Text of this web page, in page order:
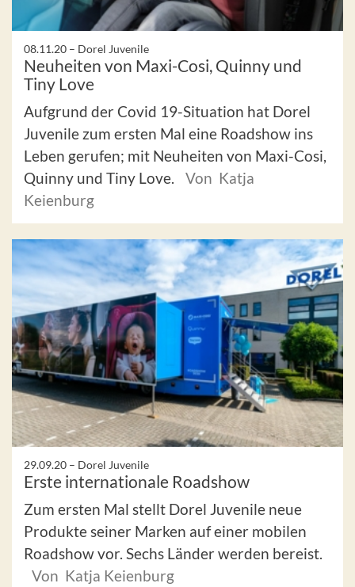
08.11.20 – Dorel Juvenile
Neuheiten von Maxi-Cosi, Quinny und
Tiny Love
Aufgrund der Covid 19-Situation hat Dorel
Juvenile zum ersten Mal eine Roadshow ins
Leben gerufen; mit Neuheiten von Maxi-Cosi,
Quinny und Tiny Love.
Von Katja
Keienburg
29.09.20 – Dorel Juvenile
Erste internationale Roadshow
Zum ersten Mal stellt Dorel Juvenile neue
Produkte seiner Marken auf einer mobilen
Roadshow vor. Sechs Länder werden bereist.
Von Katja Keienburg